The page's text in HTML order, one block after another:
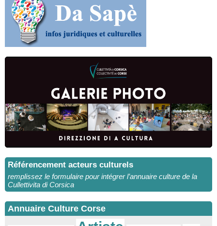
Référencement acteurs culturels
remplissez le formulaire pour intégrer l’annuaire culture de la
Cullettivita di Corsica
Annuaire Culture Corse